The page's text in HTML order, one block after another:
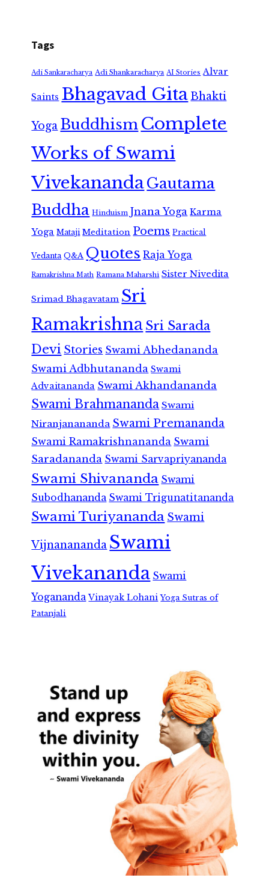
Tags
Adi Sankaracharya Adi Shankaracharya AI Stories Alvar
Saints Bhagavad GitaBhakti
Yoga Buddhism Complete
Works of Swami
VivekanandaGautama
Buddha Hinduism Jnana Yoga Karma
Yoga Mataji Meditation Poems Practical
Vedanta Q&A Quotes Raja Yoga
Ramakrishna Math Ramana Maharshi Sister Nivedita
Srimad Bhagavatam Sri
RamakrishnaSri Sarada
Devi Stories Swami Abhedananda
Swami Adbhutananda Swami
Advaitananda Swami Akhandananda
Swami Brahmananda Swami
Niranjanananda Swami Premananda
Swami Ramakrishnananda Swami
Saradananda Swami Sarvapriyananda
Swami Shivananda Swami
Subodhananda Swami Trigunatitananda
Swami Turiyananda Swami
Vijnanananda Swami
Vivekananda Swami
Yogananda Vinayak Lohani Yoga Sutras of
Patanjali